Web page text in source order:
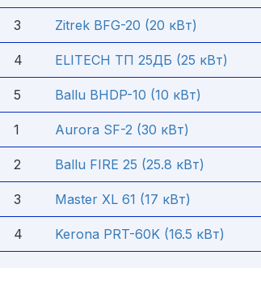
3 Zitrek BFG-20 (20 кВт)
4 ELITECH ТП 25ДБ (25 кВт)
5 Ballu BHDP-10 (10 кВт)
1 Aurora SF-2 (30 кВт)
2 Ballu FIRE 25 (25.8 кВт)
3 Master XL 61 (17 кВт)
4 Kerona PRT-60K (16.5 кВт)